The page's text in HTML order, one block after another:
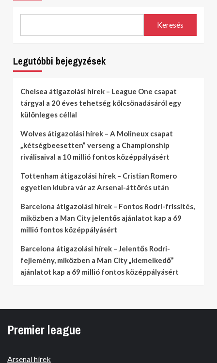
Keresés
Legutóbbi bejegyzések
Chelsea átigazolási hírek – League One csapat
tárgyal a 20 éves tehetség kölcsönadásáról egy
különleges céllal
Wolves átigazolási hírek – A Molineux csapat
„kétségbeesetten” verseng a Championship
riválisaival a 10 millió fontos középpályásért
Tottenham átigazolási hírek – Cristian Romero
egyetlen klubra vár az Arsenal-áttörés után
Barcelona átigazolási hírek – Fontos Rodri-frissítés,
miközben a Man City jelentős ajánlatot kap a 69
millió fontos középpályásért
Barcelona átigazolási hírek – Jelentős Rodri-
fejlemény, miközben a Man City „kiemelkedő”
ajánlatot kap a 69 millió fontos középpályásért
Premier league
Arsenal hírek